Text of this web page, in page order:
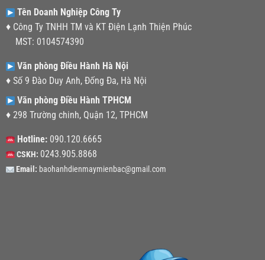
Tên Doanh Nghiệp Công Ty
♦ Công Ty TNHH TM và KT Điện Lạnh Thiện Phúc
MST: 0104574390
Văn phòng Điều Hành Hà Nội
♦ Số 9 Đào Duy Anh, Đống Đa, Hà Nội
Văn phòng Điều Hành TPHCM
♦ 298 Trường chinh, Quận 12, TPHCM
Hotline:090.120.6665
CSKH: 0243.905.8868
Email: baohanhdienmaymienbac@gmail.com